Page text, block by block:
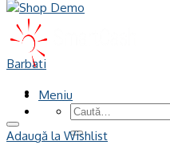
Meniu
Caută
după:
Barbati
Adaugă la Wishlist